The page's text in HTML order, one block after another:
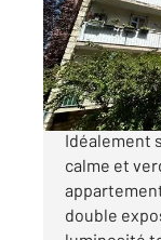
CHEVILLY-
Idéalement
calme et
double